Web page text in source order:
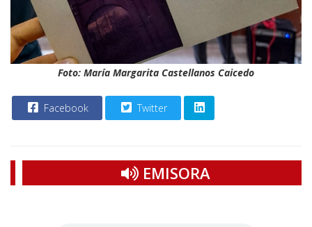
Foto: María Margarita Castellanos Caicedo
Facebook Twitter
EMISORA